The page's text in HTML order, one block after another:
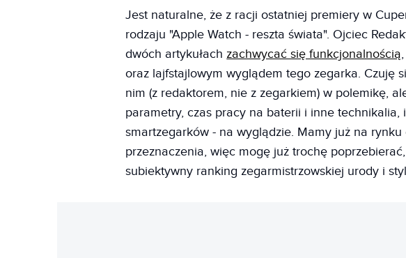
Jest naturalne, że z racji ostatniej premiery w
rodzaju "Apple Watch - reszta świata". Ojciec
dwóch artykułach zachwycać się funkcjonalnością
oraz lajfstajlowym wyglądem tego zegarka. Czuję
nim (z redaktorem, nie z zegarkiem) w polemikę,
parametry, czas pracy na baterii i inne
smartzegarków - na wyglądzie. Mamy już na
przeznaczenia, więc mogę już trochę
subiektywny ranking zegarmistrzowskiej urody i